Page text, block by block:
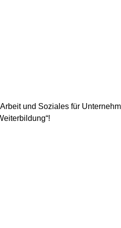
und Soziales für